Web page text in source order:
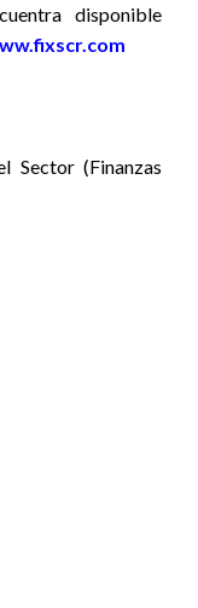
disponible
Sector (Finanzas